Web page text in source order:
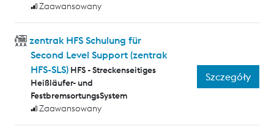
Zaawansowany
zentrak HFS Schulung für
Second Level Support (zentrak
HFS-SLS) HFS - Streckenseitiges
Heißläufer- und
FestbremsortungsSystem
Zaawansowany
Szczegóły